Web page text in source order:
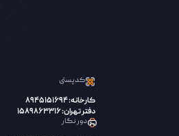
کدپستی
کارخانه: 8945151694
دفتر تهران: 1589863316
دور نگار